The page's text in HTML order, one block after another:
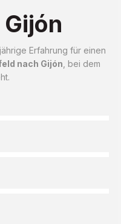
Erfahrung für einen
nach Gijón , bei dem